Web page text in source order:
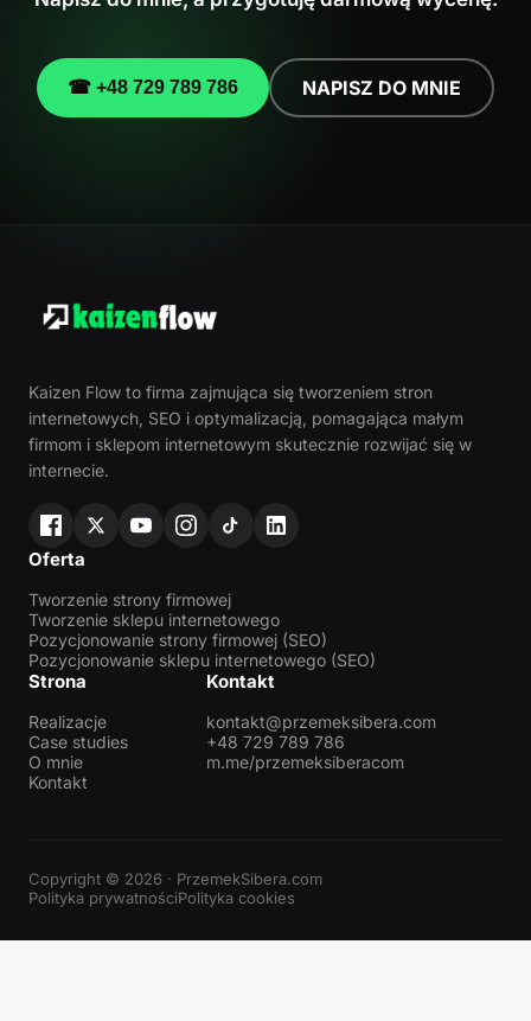
☎ +48 729 789 786 NAPISZ DO MNIE
Kaizen Flow to firma zajmująca się tworzeniem stron
internetowych, SEO i optymalizacją, pomagająca małym
firmom i sklepom internetowym skutecznie rozwijać się w
internecie.
Oferta
Tworzenie strony firmowej
Tworzenie sklepu internetowego
Pozycjonowanie strony firmowej (SEO)
Pozycjonowanie sklepu internetowego (SEO)
Strona
Realizacje
Case studies
O mnie
Kontakt
Kontakt
kontakt@przemeksibera.com
+48 729 789 786
m.me/przemeksiberacom
Copyright © 2026 · PrzemekSibera.com
Polityka prywatnościPolityka cookies